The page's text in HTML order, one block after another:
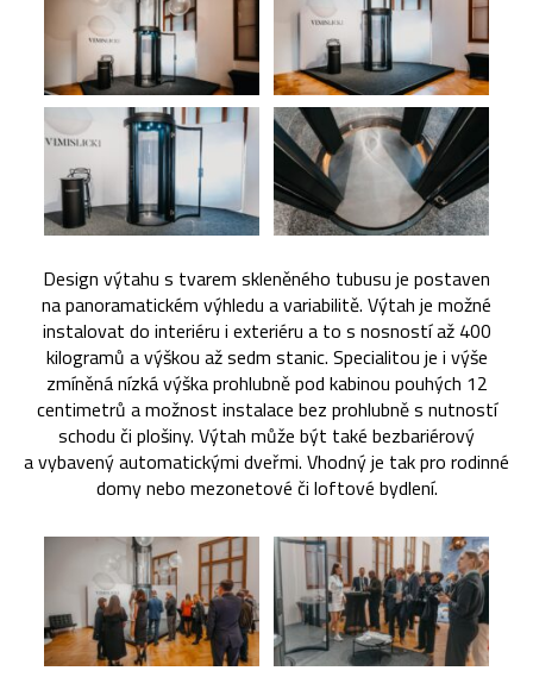
Design výtahu s tvarem skleněného tubusu je postaven
na panoramatickém výhledu a variabilitě. Výtah je možné
instalovat do interiéru i exteriéru a to s nosností až 400
kilogramů a výškou až sedm stanic. Specialitou je i výše
zmíněná nízká výška prohlubně pod kabinou pouhých 12
centimetrů a možnost instalace bez prohlubně s nutností
schodu či plošiny. Výtah může být také bezbariérový
a vybavený automatickými dveřmi. Vhodný je tak pro rodinné
domy nebo mezonetové či loftové bydlení.